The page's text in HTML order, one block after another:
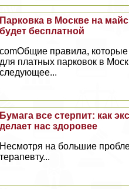
Парковка в Москве на
будет бесплатной
comОбщие правила,
для платных парковок в
следующее...
Бумага все стерпит: как
делает нас здоровее
Несмотря на большие
терапевту...